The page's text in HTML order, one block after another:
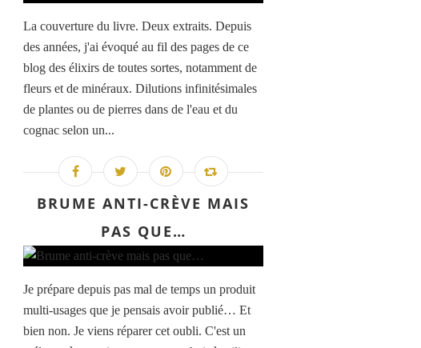
La couverture du livre. Deux extraits. Depuis
des années, j'ai évoqué au fil des pages de ce
blog des élixirs de toutes sortes, notamment de
fleurs et de minéraux. Dilutions infinitésimales
de plantes ou de pierres dans de l'eau et du
cognac selon un...
BRUME ANTI-CRÈVE MAIS
PAS QUE…
Je prépare depuis pas mal de temps un produit
multi-usages que je pensais avoir publié… Et
bien non. Je viens réparer cet oubli. C'est un